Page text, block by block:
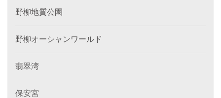
野柳地質公園
野柳オーシャンワールド
翡翠湾
保安宮